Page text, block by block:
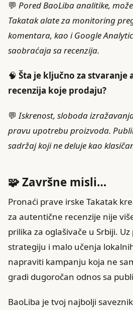
💬 Pored BaoLiba analitike,
Takatak alate za monitoring
komentara, kao i Google
saobraćaja sa recenzija.
🧠 Šta je ključno za stvaranje
recenzija koje prodaju?
💬Iskrenost, sloboda
pravu upotrebu proizvoda.
sadržaj koji ne deluje kao
🧩 Završne misli…
Pronaći prave irske Takatak
za autentične recenzije nije
prilika za oglašivače u Srbiji.
strategiju i malo učenja
napraviti kampanju koja ne
gradi dugoročan odnos sa
BaoLiba je tvoj najbolji